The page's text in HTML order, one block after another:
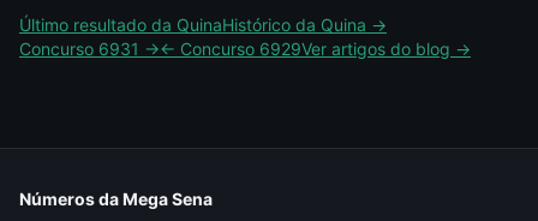
Último resultado da QuinaHistórico da Quina →
Concurso 6931 →← Concurso 6929Ver artigos do blog →
Números da Mega Sena